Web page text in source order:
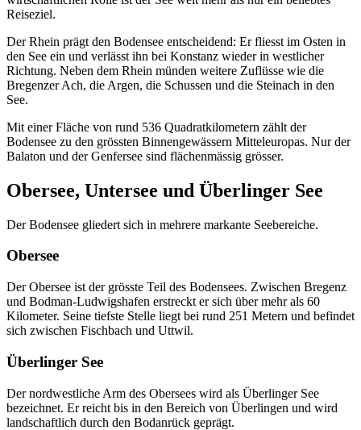
Reiseziel.
Der Rhein prägt den Bodensee entscheidend: Er fliesst im Osten in
den See ein und verlässt ihn bei Konstanz wieder in westlicher
Richtung. Neben dem Rhein münden weitere Zuflüsse wie die
Bregenzer Ach, die Argen, die Schussen und die Steinach in den
See.
Mit einer Fläche von rund 536 Quadratkilometern zählt der
Bodensee zu den grössten Binnengewässern Mitteleuropas. Nur der
Balaton und der Genfersee sind flächenmässig grösser.
Obersee, Untersee und Überlinger See
Der Bodensee gliedert sich in mehrere markante Seebereiche.
Obersee
Der Obersee ist der grösste Teil des Bodensees. Zwischen Bregenz
und Bodman-Ludwigshafen erstreckt er sich über mehr als 60
Kilometer. Seine tiefste Stelle liegt bei rund 251 Metern und befindet
sich zwischen Fischbach und Uttwil.
Überlinger See
Der nordwestliche Arm des Obersees wird als Überlinger See
bezeichnet. Er reicht bis in den Bereich von Überlingen und wird
landschaftlich durch den Bodanrück geprägt.